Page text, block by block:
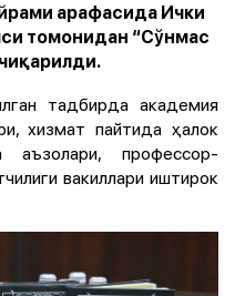
арафасида Ички
томонидан “Сўнмас
тадбирда академия
хизмат пайтида ҳалок
аъзолари, профессор-
вакиллари иштирок